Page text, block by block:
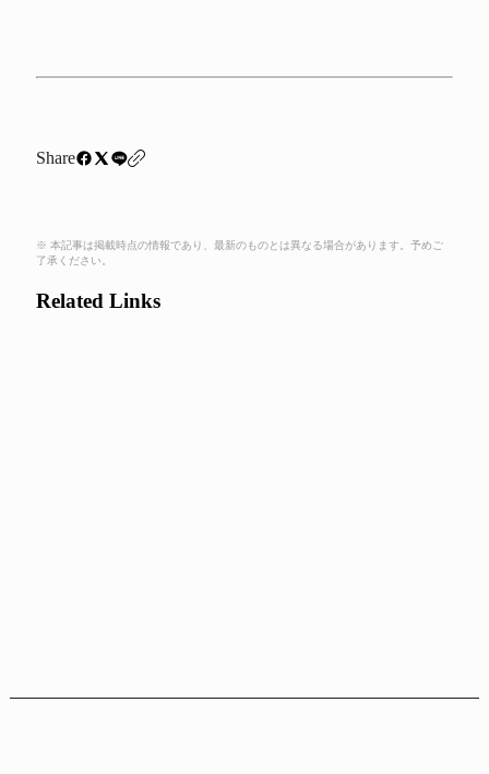
Share
※ 本記事は掲載時点の情報であり、最新のものとは異なる場合があります。予めご
了承ください。
Related Links